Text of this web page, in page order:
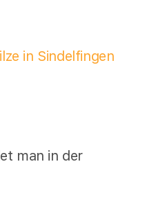
in Sindelfingen
man in der